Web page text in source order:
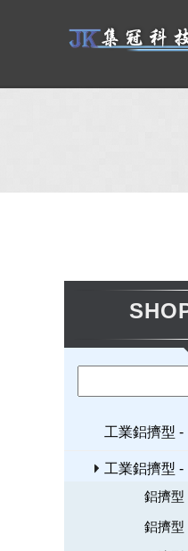
工業鋁擠型 -
工業鋁擠型 -
鋁擠型
鋁擠型